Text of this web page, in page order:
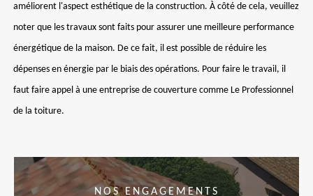
améliorent l'aspect esthétique de la construction. À côté de cela, veuillez
noter que les travaux sont faits pour assurer une meilleure performance
énergétique de la maison. De ce fait, il est possible de réduire les
dépenses en énergie par le biais des opérations. Pour faire le travail, il
faut faire appel à une entreprise de couverture comme Le Professionnel
de la toiture.
NOS ENGAGEMENTS